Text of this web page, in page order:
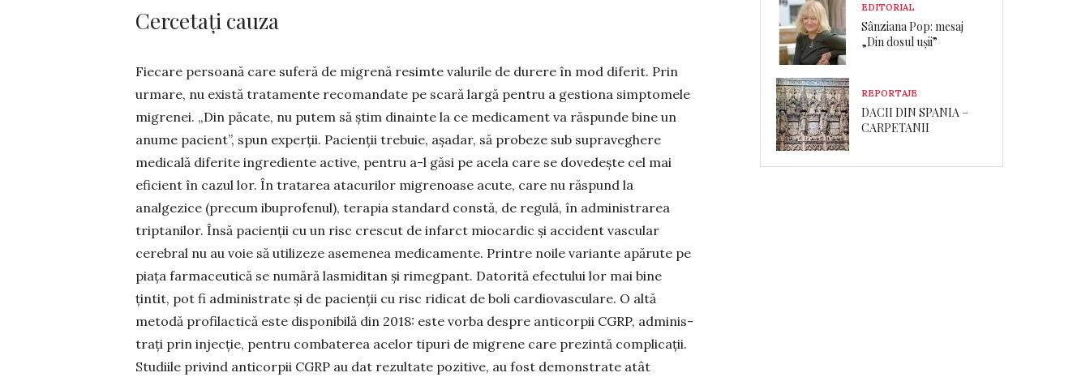
Cercetați cauza
Fiecare persoană care suferă de migrenă resimte valurile de durere în mod diferit. Prin
urmare, nu există tratamente recomandate pe scară largă pentru a gestiona simptomele
mi­grenei. „Din păcate, nu putem să știm dinainte la ce medicament va răspunde bine un
anume pacient”, spun experții. Pacienții trebuie, așa­dar, să probeze sub supraveghere
medicală diferite ingrediente active, pentru a-l găsi pe acela care se dovedește cel mai
eficient în cazul lor. În tratarea atacurilor migrenoase acute, care nu răspund la
analgezice (precum ibu­pro­fenul), terapia standard constă, de regulă, în ad­ministrarea
triptanilor. Însă pacienții cu un risc crescut de infarct miocardic și accident vas­cular
cerebral nu au voie să utilizeze ase­menea medi­camente. Printre noile variante apărute pe
piața farmaceutică se numără las­miditan și rimegpant. Datorită efectu­lui lor mai bine
țintit, pot fi administrate și de pacienții cu risc ridicat de boli car­dio­vas­culare. O altă
metodă pro­fi­lactică este dis­ponibilă din 2018: este vorba despre anti­cor­pii CGRP, adminis­
trați prin injecție, pentru combaterea acelor tipuri de migrene care pre­zintă complicații.
Studiile privind anti­corpii CGRP au dat rezultate pozitive, au fost demonstrate atât
EDITORIAL
Sânziana Pop: mesaj
„Din dosul ușii”
REPORTAJE
DACII DIN SPANIA –
CARPETANII